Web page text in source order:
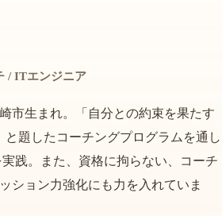
/ ITエンジニア
市生まれ。「自分との約束を果たす
と題したコーチングプログラムを通し
践。また、資格に拘らない、コーチ
ション力強化にも力を入れていま